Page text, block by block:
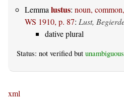
Lemmalustus: noun,
WS 1910, p. 87: Lust,
dative plural
Status: not verified but unambiguous
xml